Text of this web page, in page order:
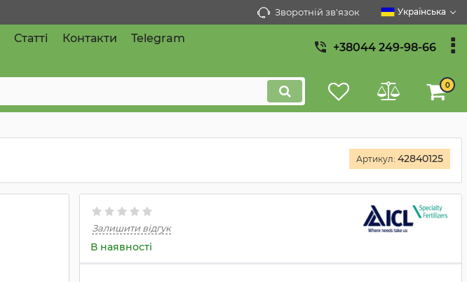
Зворотній зв'язок Українська
Статті Контакти
Telegram
+38044 249-98-66
0
Артикул: 42840125
Залишити відгук
В наявності